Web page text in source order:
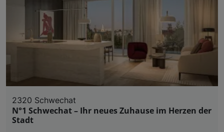
2320 Schwechat
N°1 Schwechat – Ihr neues Zuhause im Herzen der
Stadt